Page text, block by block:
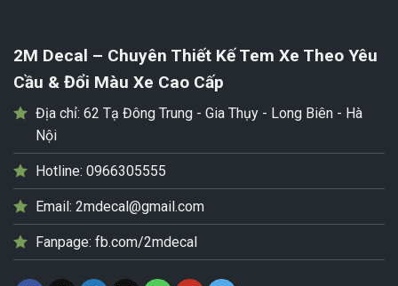
2M Decal – Chuyên Thiết Kế Tem Xe Theo Yêu
Cầu & Đổi Màu Xe Cao Cấp
Địa chỉ: 62 Tạ Đông Trung - Gia Thụy - Long Biên - Hà
Nội
Hotline: 0966305555
Email: 2mdecal@gmail.com
Fanpage: fb.com/2mdecal